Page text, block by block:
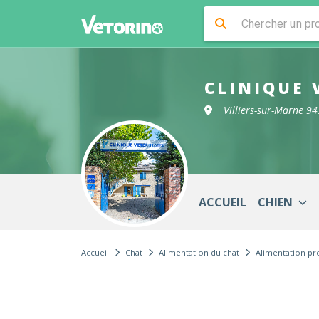
CLINIQUE
Villiers-sur-Marne
ACCUEIL CHIEN
Accueil Chat Alimentation du chat Alimentation